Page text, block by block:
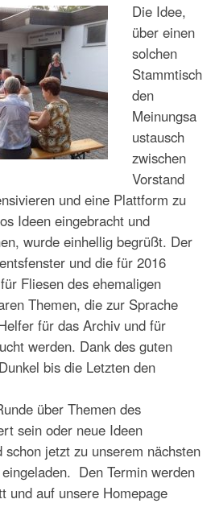
Die Idee,
über einen
solchen
Stammtisch
den
Meinungsa
ustausch
zwischen
Vorstand
und eine Plattform zu
Ideen eingebracht und
wurde einhellig begrüßt. Der
und die für 2016
Fliesen des ehemaligen
Themen, die zur Sprache
für das Archiv und für
werden. Dank des guten
bis die Letzten den
über Themen des
sein oder neue Ideen
jetzt zu unserem nächsten
Den Termin werden
und auf unsere Homepage